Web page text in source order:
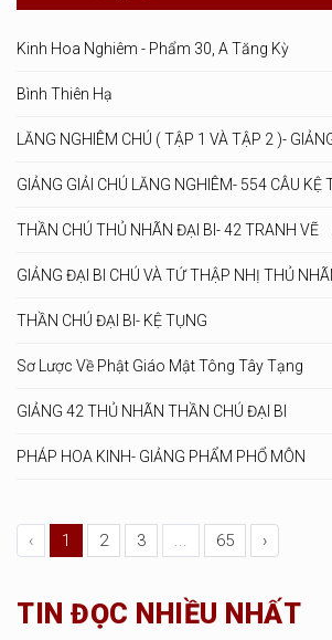
Kinh Hoa Nghiêm - Phẩm 30, A Tăng Kỳ
Bình Thiên Hạ
LĂNG NGHIÊM CHÚ ( TẬP 1 VÀ TẬP 2 )-
GIẢNG GIẢI CHÚ LĂNG NGHIÊM- 554 CÂU KỆ
THẦN CHÚ THỦ NHÃN ĐẠI BI- 42 TRANH VẼ
GIẢNG ĐẠI BI CHÚ VÀ TỨ THẬP NHỊ THỦ
THẦN CHÚ ĐẠI BI- KỆ TỤNG
Sơ Lược Về Phật Giáo Mật Tông Tây Tạng
GIẢNG 42 THỦ NHÃN THẦN CHÚ ĐẠI BI
PHÁP HOA KINH- GIẢNG PHẨM PHỔ MÔN
‹ 1 2 3 ... 65 ›
TIN ĐỌC NHIỀU NHẤT